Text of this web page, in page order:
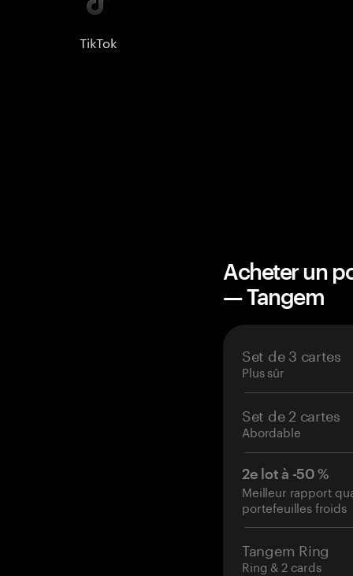
TikTok
Acheter un
— Tangem
Set de 3 cartes
Plus sûr
Set de 2 cartes
Abordable
2e lot à -50 %
Meilleur rapport
portefeuilles froids
Tangem Ring
Ring & 2 cards